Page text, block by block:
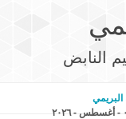
النابض